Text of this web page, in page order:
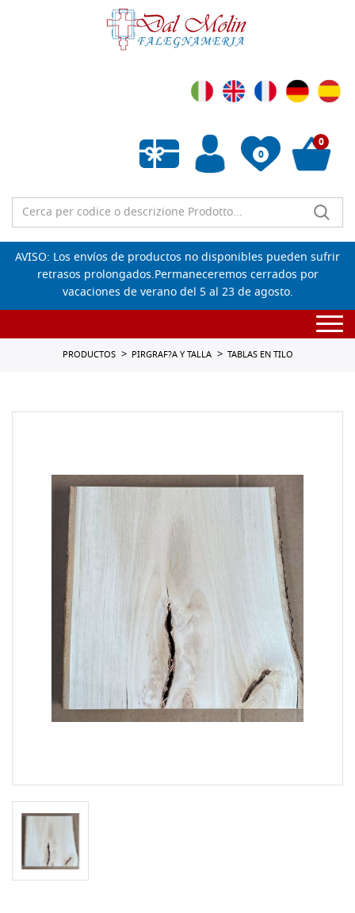
0
Lista de deseos vacía
0
AVISO: Los envíos de productos no disponibles pueden sufrir
retrasos prolongados.Permaneceremos cerrados por
vacaciones de verano del 5 al 23 de agosto.
PRODUCTOS PIRGRAF?A Y TALLA TABLAS EN TILO